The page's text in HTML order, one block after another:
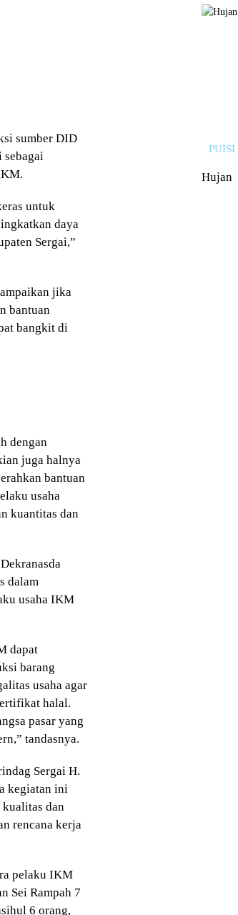
sumber DID
sebagai
untuk
daya
Sergai,”
jika
bantuan
bangkit di
dengan
juga halnya
bantuan
usaha
kuantitas dan
dalam
usaha IKM
dapat
barang
usaha agar
halal.
pasar yang
tandasnya.
Sergai H.
kegiatan ini
dan
rencana kerja
pelaku IKM
Sei Rampah 7
6 orang,
PUISI
Hujan